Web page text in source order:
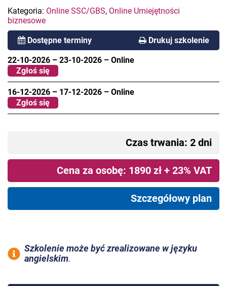
Kategoria: Online SSC/GBS, Online Umiejętności
biznesowe
Dostępne terminy Drukuj szkolenie
22-10-2026 – 23-10-2026 – Online
Zgłoś się
16-12-2026 – 17-12-2026 – Online
Zgłoś się
Czas trwania: 2 dni
Cena za osobę: 1890 zł + 23% VAT
Szczegółowy plan
Szkolenie może być zrealizowane w języku
angielskim.